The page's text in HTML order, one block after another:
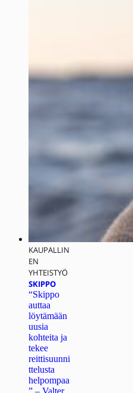
KAUPALLIN
EN
YHTEISTYÖ
SKIPPO
“Skippo
auttaa
löytämään
uusia
kohteita ja
tekee
reittisuunni
ttelusta
helpompaa
” – Valter